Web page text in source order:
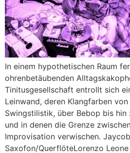
In einem hypothetischen Raum
ohrenbetäubenden
Tinitusgesellschaft entrollt sich
Leinwand, deren Klangfarben
Swingstilistik, über Bebop bis
und in denen die Grenze
Improvisation verwischen.
Saxofon/QuerflöteLorenzo Leone